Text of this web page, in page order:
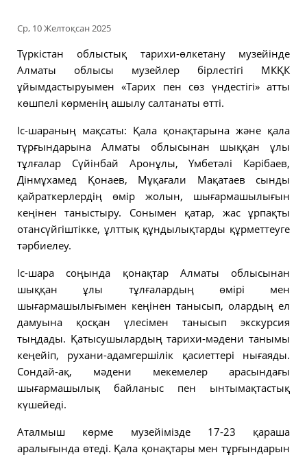
Ср, 10 Желтоқсан 2025
Түркістан облыстық тарихи-өлкетану музейінде
Алматы облысы музейлер бірлестігі МКҚК
ұйымдастыруымен «Тарих пен сөз үндестігі» атты
көшпелі көрменің ашылу салтанаты өтті.
Іс-шараның мақсаты: Қала қонақтарына және қала
тұрғындарына Алматы облысынан шыққан ұлы
тұлғалар Сүйінбай Аронұлы, Үмбетәлі Кәрібаев,
Дінмұхамед Қонаев, Мұқағали Мақатаев сынды
қайраткерлердің өмір жолын, шығармашылығын
кеңінен таныстыру. Сонымен қатар, жас ұрпақты
отансүйгіштікке, ұлттық құндылықтарды құрметтеуге
тәрбиелеу.
Іс-шара соңында қонақтар Алматы облысынан
шыққан ұлы тұлғалардың өмірі мен
шығармашылығымен кеңінен танысып, олардың ел
дамуына қосқан үлесімен танысып экскурсия
тыңдады. Қатысушылардың тарихи-мәдени танымы
кеңейіп, рухани-адамгершілік қасиеттері нығаяды.
Сондай-ақ, мәдени мекемелер арасындағы
шығармашылық байланыс пен ынтымақтастық
күшейеді.
Аталмыш көрме музейімізде 17-23 қараша
аралығында өтеді. Қала қонақтары мен тұрғындарын